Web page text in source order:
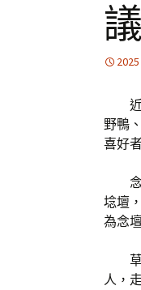
野鴨
喜好
埝壇
為念
人，